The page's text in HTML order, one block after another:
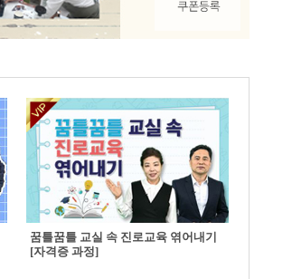
꿈틀꿈틀 교실 속 진로교육 엮어내기
[자격증 과정]